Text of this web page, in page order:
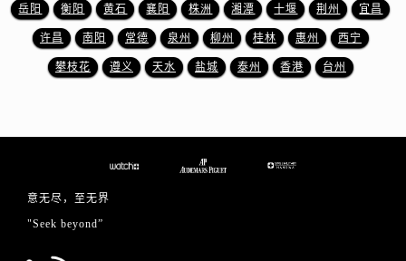
广东省潮州市潮安区新风路与潮汕路交汇处爱彼售后服务中心（需提前预约）
广东省广州市天河区天河路230号万菱汇国际中心A塔7层704室爱彼售后服务中心（需提前预约）
岳阳 衡阳 黄石 襄阳 株洲 湘潭 十堰 荆州 宜昌
许昌 南阳 常德 泉州 柳州 桂林 惠州 西宁
攀枝花 遵义 天水 盐城 泰州 香港 台州
意无尽，至无界
"Seek beyond”